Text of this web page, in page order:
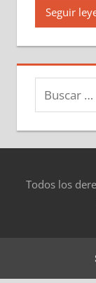
Seguir
Buscar:
Todos los